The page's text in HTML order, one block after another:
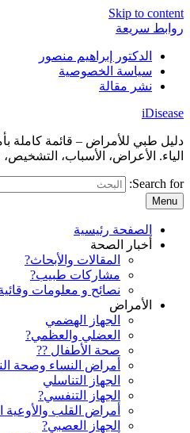
Skip to content
روابط سريعة
الدكتور إبراهيم منصور
سياسة الخصوصية
نشر مقالة
iDisease
دليل طبي للأمراض – قائمة كاملة
الياء. الأعراض، الأسباب،
Search for:
Menu
الصفحة رئيسية
أخبار الصحة
المقالات والأبحاث?
مشاركات طبيب?
نصائح و معلومات
الأمراض
الجهاز الهضمي
العضلي والعظمي?
صحة الأطفال ??
أمراض النساء وصحة
الجهاز التناسلي
الجهاز التنفسي?
أمراض القلب والأوعية
الجهاز العصبي?